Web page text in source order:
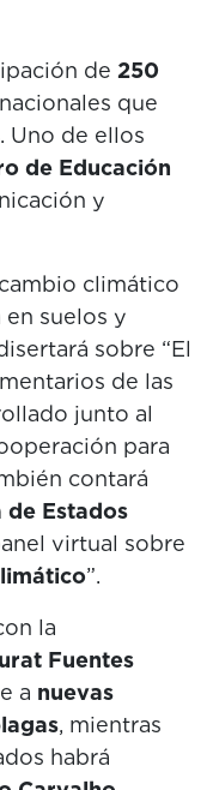
de 250
que
. Uno de ellos
de Educación
y
climático
en suelos y
sobre “El
de las
junto al
para
contará
Estados
virtual sobre
”.
la
Fuentes
a nuevas
, mientras
habrá